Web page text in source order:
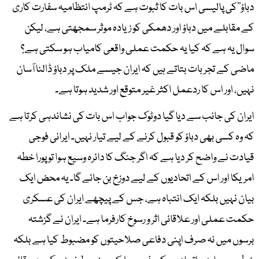
دباؤ‘‘کی پالیسی اس بات کا ثبوت ہے کہ ٹرمپ انتظامیہ سفارت کاری
کے مقابلے میں دباؤ اور دھمکی کو زیادہ موثر سمجھتی ہے، لیکن
سوال یہ ہے کہ کیا یہ حکمت عملی واقعی کامیاب ہو سکتی ہے؟
ماضی کے تجربات بتاتے ہیں کہ ایران جیسے ملک پر دباؤ ڈالنا آسان
نہیں، اور اس کا ردعمل اکثر غیر متوقع اور شدید ہوتا ہے۔
ایران کی جانب سے دیا گیا دوٹوک جواب اس بات کی نشاندہی کرتا ہے
کہ وہ کسی بھی دباؤ کو قبول کرنے کے لیے تیار نہیں۔ ایرانی فوجی
قیادت نے واضح کر دیا ہے کہ اگر جنگ کا دائرہ وسیع ہوا تو پورا خطہ
امریکا اور اس کے اتحادیوں کے لیے دوزخ بن جائے گا۔ یہ محض ایک
بیان نہیں بلکہ ایک انتباہ ہے، جس کے پیچھے ایران کی عسکری
حکمت عملی اور علاقائی اثر و رسوخ کارفرما ہے۔ ایران نے گزشتہ
برسوں میں نہ صرف اپنی دفاعی صلاحیتوں کو مضبوط کیا ہے بلکہ